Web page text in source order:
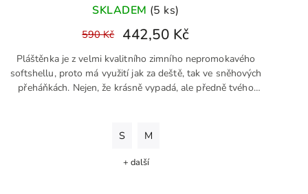
SKLADEM (5 ks)
590 Kč 442,50 Kč
Pláštěnka je z velmi kvalitního zimního nepromokavého
softshellu, proto má využití jak za deště, tak ve sněhových
přeháňkách. Nejen, že krásně vypadá, ale předně tvého
S M
+ další